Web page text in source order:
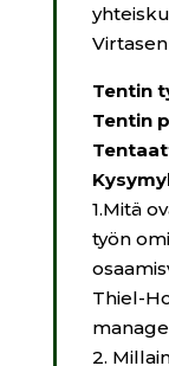
Tentin
Tentin
1.Mitä
työn
Thiel-
2.